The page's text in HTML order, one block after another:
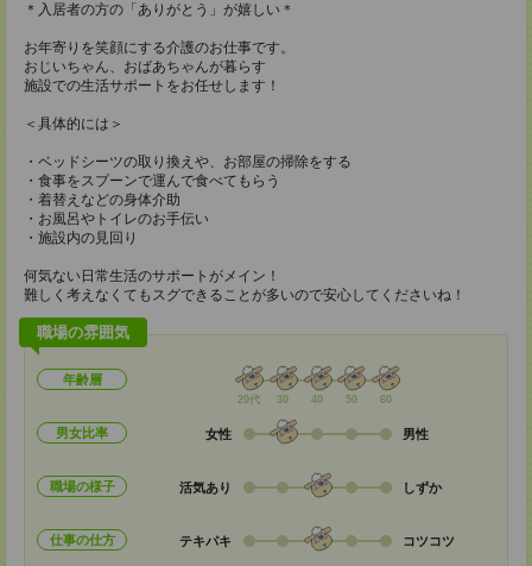
＊入居者の方の「ありがとう」が嬉しい＊
お年寄りを笑顔にする介護のお仕事です。
おじいちゃん、おばあちゃんが暮らす
施設での生活サポートをお任せします！
＜具体的には＞
・ベッドシーツの取り換えや、お部屋の掃除をする
・食事をスプーンで運んで食べてもらう
・着替えなどの身体介助
・お風呂やトイレのお手伝い
・施設内の見回り
何気ない日常生活のサポートがメイン！
難しく考えなくてもスグできることが多いので安心してくださいね！
職場の雰囲気
年齢層
20代 30 40 50 60
男女比率 女性 男性
職場の様子 活気あり しずか
仕事の仕方 テキパキ コツコツ